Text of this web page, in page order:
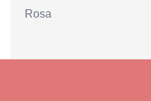
Rosa